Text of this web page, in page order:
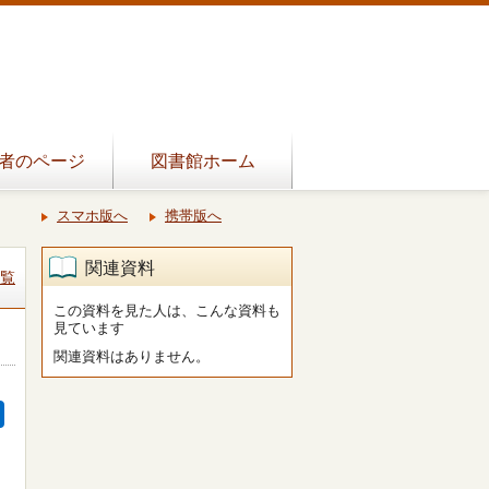
のページ 図書館ホーム
スマホ版へ 携帯版へ
関連資料
この資料を見た人は、こんな資料も
見ています
関連資料はありません。